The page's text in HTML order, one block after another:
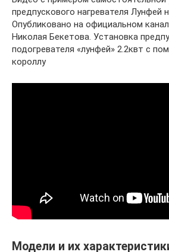
предпускового нагревателя Лунфей
Опубликовано на официальном
Николая Бекетова. Установка
подогревателя «лунфей» 2.2квт с
короллу
Модели и их